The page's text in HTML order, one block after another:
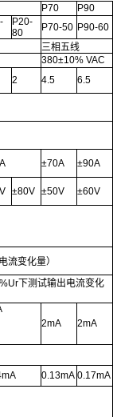
P70
P90
P20-
80
P70-50 P90-60
三相五线
380±10% VAC
2 4.5 6.5
±70A
±90A
±80V ±50V
±60V
流变化量）
下测试输出电流变化
2mA
2mA
0.13mA 0.17mA